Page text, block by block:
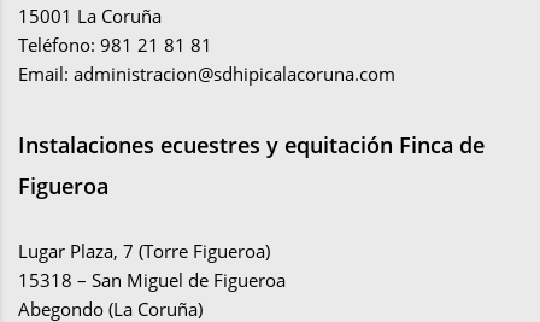
15001 La Coruña
Teléfono: 981 21 81 81
Email: administracion@sdhipicalacoruna.com
Instalaciones ecuestres y equitación Finca de
Figueroa
Lugar Plaza, 7 (Torre Figueroa)
15318 – San Miguel de Figueroa
Abegondo (La Coruña)